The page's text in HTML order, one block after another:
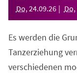
Do, 24.09.26 Do,
Es werden die
Tanzerziehung
verschiedenen